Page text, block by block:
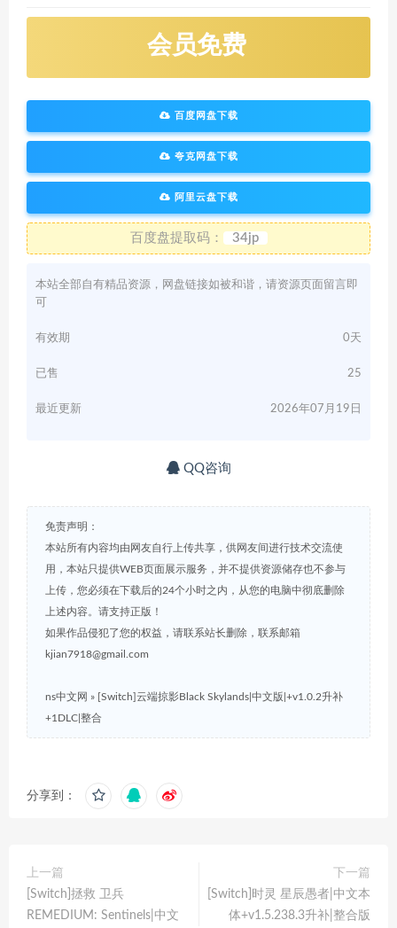
会员免费
百度网盘下载
夸克网盘下载
阿里云盘下载
百度盘提取码： 34jp
本站全部自有精品资源，网盘链接如被和谐，请资源页面留言即
可
有效期 0天
已售 25
最近更新 2026年07月19日
QQ咨询
免责声明：
本站所有内容均由网友自行上传共享，供网友间进行技术交流使
用，本站只提供WEB页面展示服务，并不提供资源储存也不参与
上传，您必须在下载后的24个小时之内，从您的电脑中彻底删除
上述内容。请支持正版！
如果作品侵犯了您的权益，请联系站长删除，联系邮箱
kjian7918@gmail.com
ns中文网 » [Switch]云端掠影Black Skylands|中文版|+v1.0.2升补
+1DLC|整合
分享到：
上一篇
[Switch]拯救 卫兵
REMEDIUM: Sentinels|中文
下一篇
[Switch]时灵 星辰愚者|中文本
体+v1.5.238.3升补|整合版